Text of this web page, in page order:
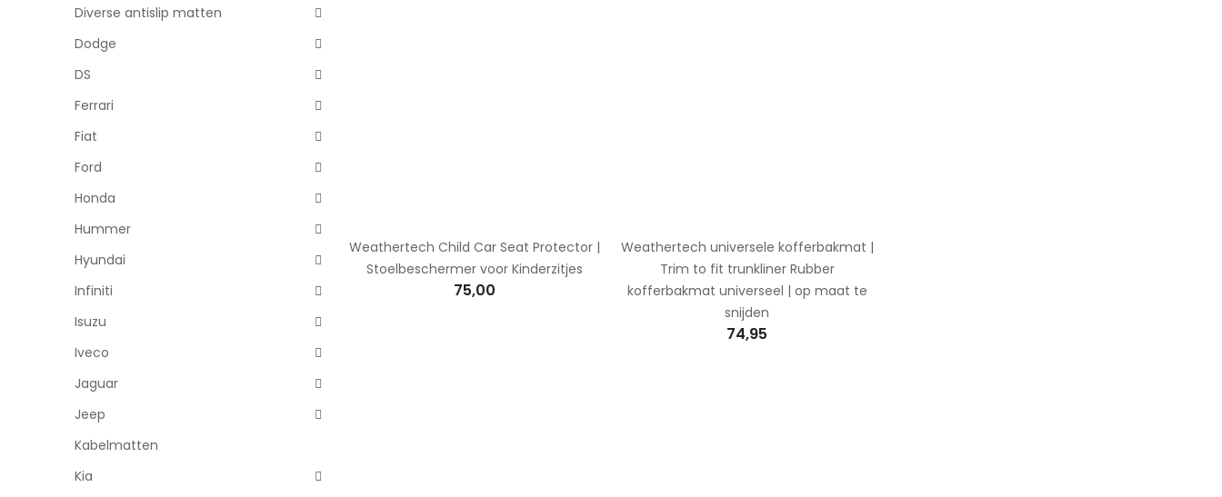
Diverse antislip matten
Dodge
DS
Ferrari
Fiat
Ford
Honda
Hummer
Hyundai
Infiniti
Isuzu
Iveco
Jaguar
Jeep
Kabelmatten
Kia
Weathertech Child Car Seat Protector |
Stoelbeschermer voor Kinderzitjes
75,00
Weathertech universele kofferbakmat |
Trim to fit trunkliner Rubber
kofferbakmat universeel | op maat te
snijden
74,95